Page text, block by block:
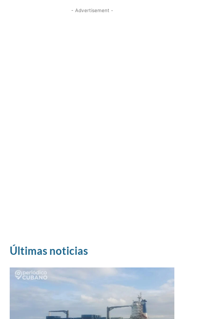
- Advertisement -
Últimas noticias